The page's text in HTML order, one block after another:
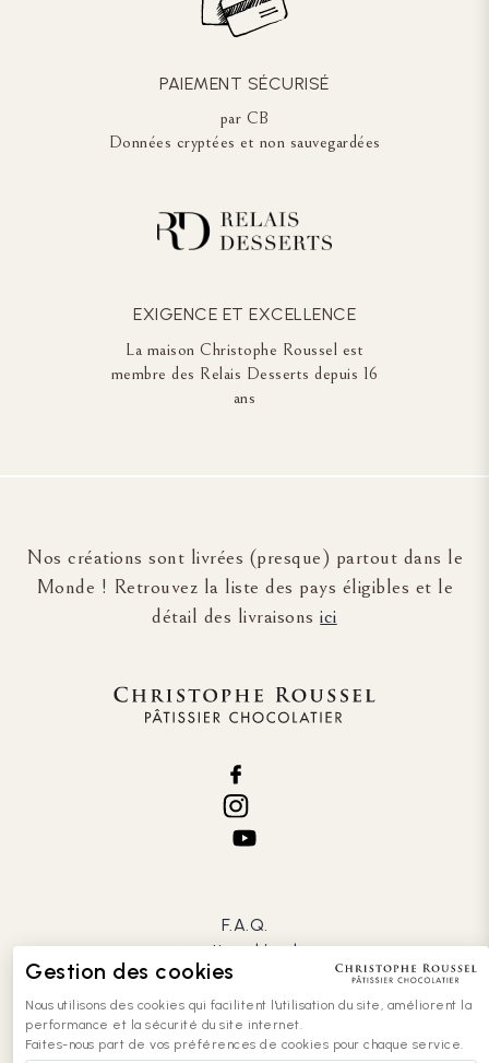
PAIEMENT SÉCURISÉ
par CB
Données cryptées et non sauvegardées
EXIGENCE ET EXCELLENCE
La maison Christophe Roussel est
membre des Relais Desserts depuis 16
ans
Nos créations sont livrées (presque) partout dans le
Monde ! Retrouvez la liste des pays éligibles et le
détail des livraisonsici
F.A.Q.
mentions légales
CGV
confidentialité
cookies
contact
Gestion des cookies
Nous utilisons des cookies qui facilitent l'utilisation du site, améliorent la
performance et la sécurité du site internet.
Faites-nous part de vos préférences de cookies pour chaque service.